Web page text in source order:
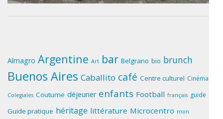
Almagro Argentine Art bar Belgrano bio brunch
Buenos Aires Caballito café Centre culturel Cinéma
Colegiales Coutume déjeuner enfants Football français guide
Guide pratique héritage littérature Microcentro mon